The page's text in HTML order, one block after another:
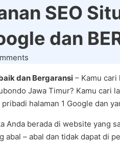
SEO
dan
dan Bergaransi – Kamu cari
Jawa Timur? Kamu
halaman 1 Google dan
Anda berada di website
abal – abal dan tidak dapat di